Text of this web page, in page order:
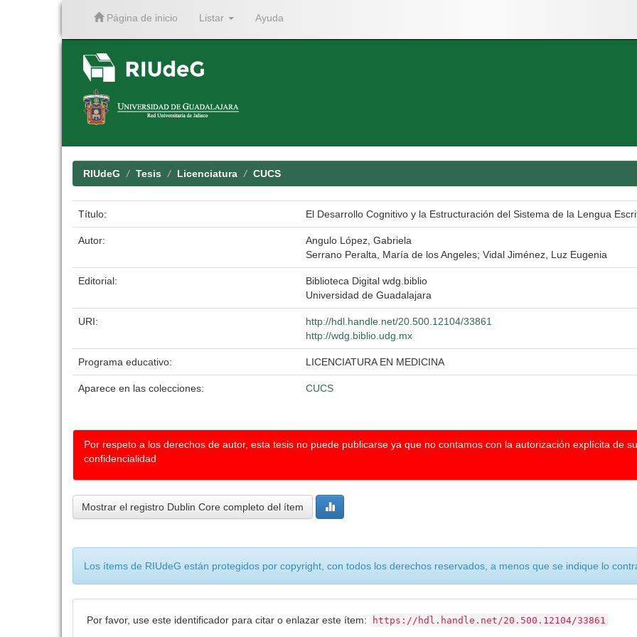
Página de inicio Listar Ayuda
RIUdeG Tesis Licenciatura CUCS
Título: El Desarrollo Cognitivo y la Estructuración del Sistema de la Lengua
Autor:
Angulo López, Gabriela
Serrano Peralta, María de los Angeles; Vidal Jiménez, Luz Eugenia
Editorial:
Biblioteca Digital wdg.biblio
Universidad de Guadalajara
URI:
http://hdl.handle.net/20.500.12104/33861
http://wdg.biblio.udg.mx
Programa educativo: LICENCIATURA EN MEDICINA
Aparece en las colecciones: CUCS
Por respeto a los derechos de autor, esta tesis no puede publicarse ya que no contamos con la autorización explícita de
confidencialidad
Mostrar el registro Dublin Core completo del ítem
Los ítems de RIUdeG están protegidos por copyright, con todos los derechos reservados, a menos que se indique lo
Por favor, use este identificador para citar o enlazar este ítem: https://hdl.handle.net/20.500.12104/33861